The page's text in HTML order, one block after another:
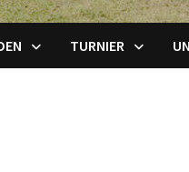
TURNIER